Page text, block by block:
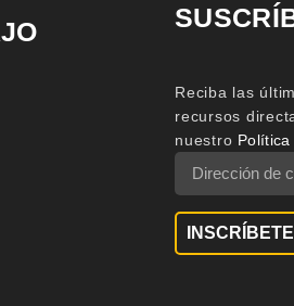
Reciba las
recursos
nuestro Política